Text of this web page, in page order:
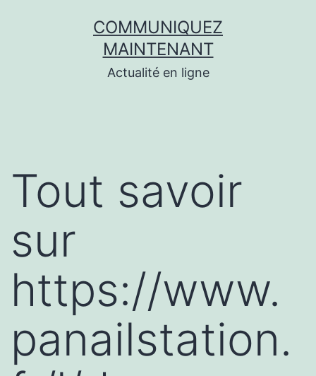
COMMUNIQUEZ
MAINTENANT
Actualité en ligne
Tout savoir
sur
https://www.
panailstation.